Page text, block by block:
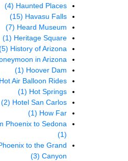
Haunted Places
(4)
Havasu Falls
(15)
Heard Museum
(7)
Heritage Square
(1)
History of Arizona
in Arizona
Hoover Dam
(1)
Hot Air Balloon Rides
Hot Springs
(1)
Hotel San Carlos
(2)
How Far
(1)
Phoenix to Sedona
(1)
to the Grand
Canyon
(3)